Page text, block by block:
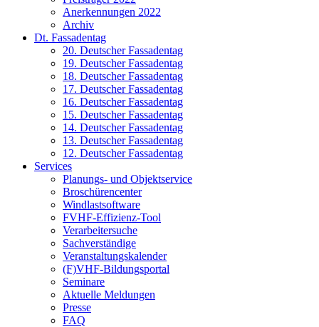
Anerkennungen 2022
Archiv
Dt. Fassadentag
20. Deutscher Fassadentag
19. Deutscher Fassadentag
18. Deutscher Fassadentag
17. Deutscher Fassadentag
16. Deutscher Fassadentag
15. Deutscher Fassadentag
14. Deutscher Fassadentag
13. Deutscher Fassadentag
12. Deutscher Fassadentag
Services
Planungs- und Objektservice
Broschürencenter
Windlastsoftware
FVHF-Effizienz-Tool
Verarbeitersuche
Sachverständige
Veranstaltungskalender
(F)VHF-Bildungsportal
Seminare
Aktuelle Meldungen
Presse
FAQ